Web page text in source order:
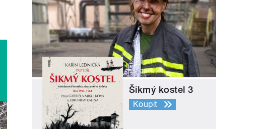
Šikmý kostel 3
Koupit